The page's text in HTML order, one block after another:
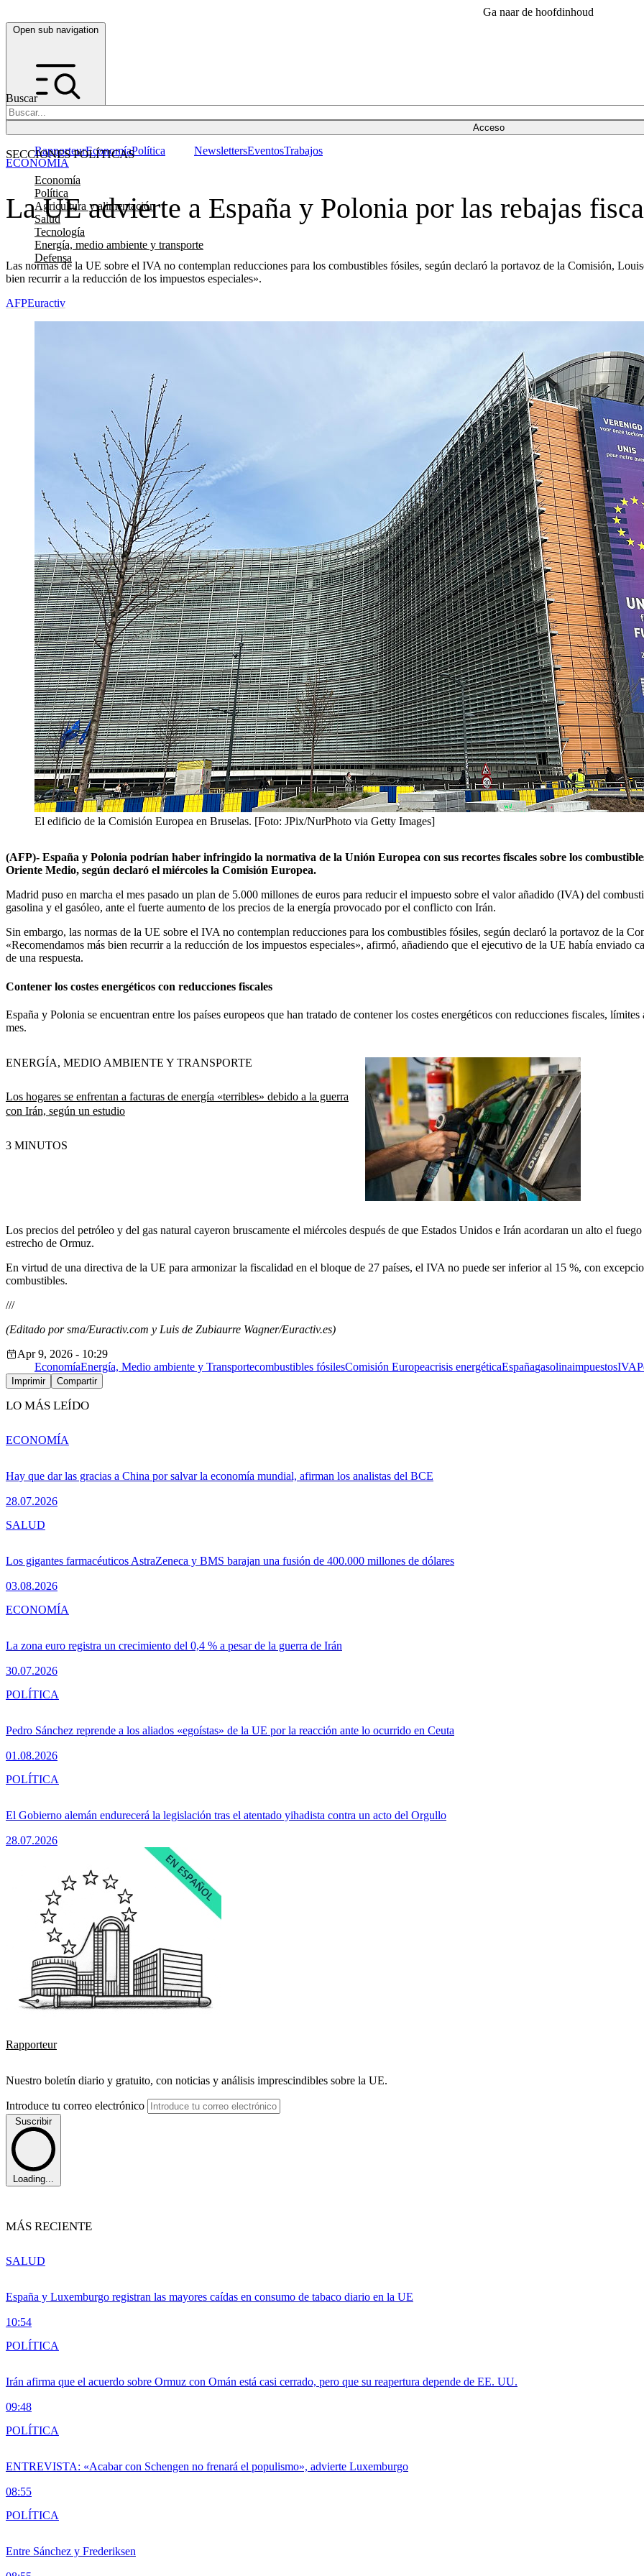
Ga naar de hoofdinhoud
Open sub navigation
Buscar
Acceso
SECCIONES POLÍTICAS
Economía
Política
Agricultura y alimentación
Salud
Tecnología
Energía, medio ambiente y transporte
Defensa
RapporteurEconomíaPolítica NewslettersEventosTrabajos
La UE advierte a España y Polonia por las rebajas
Las normas de la UE sobre el IVA no contemplan reducciones para los combustibles fósiles, según declaró la portavoz de la Comisión,
bien recurrir a la reducción de los impuestos especiales».
ECONOMÍA
AFPEuractiv
El edificio de la Comisión Europea en Bruselas. [Foto: JPix/NurPhoto via Getty Images]
(AFP)- España y Polonia podrían haber infringido la normativa de la Unión Europea con sus recortes fiscales sobre los
Oriente Medio, según declaró el miércoles la Comisión Europea.
Madrid puso en marcha el mes pasado un plan de 5.000 millones de euros para reducir el impuesto sobre el valor añadido (IVA) del
gasolina y el gasóleo, ante el fuerte aumento de los precios de la energía provocado por el conflicto con Irán.
Sin embargo, las normas de la UE sobre el IVA no contemplan reducciones para los combustibles fósiles, según declaró la portavoz de la
«Recomendamos más bien recurrir a la reducción de los impuestos especiales», afirmó, añadiendo que el ejecutivo de la UE había enviado
de una respuesta.
Contener los costes energéticos con reducciones fiscales
España y Polonia se encuentran entre los países europeos que han tratado de contener los costes energéticos con reducciones fiscales,
mes.
Los hogares se enfrentan a facturas de energía «terribles» debido a la guerra
con Irán, según un estudio
ENERGÍA, MEDIO AMBIENTE Y TRANSPORTE
3 MINUTOS
Los precios del petróleo y del gas natural cayeron bruscamente el miércoles después de que Estados Unidos e Irán acordaran un alto el
estrecho de Ormuz.
En virtud de una directiva de la UE para armonizar la fiscalidad en el bloque de 27 países, el IVA no puede ser inferior al 15 %, con
combustibles.
///
(Editado por sma/Euractiv.com y Luis de Zubiaurre Wagner/Euractiv.es)
Apr 9, 2026 - 10:29
EconomíaEnergía, Medio ambiente y Transportecombustibles fósilesComisión Europeacrisis energéticaEspañagasolinaimpuestosIVA
Imprimir Compartir
LO MÁS LEÍDO
Hay que dar las gracias a China por salvar la economía mundial, afirman los analistas del BCE
28.07.2026
ECONOMÍA
Los gigantes farmacéuticos AstraZeneca y BMS barajan una fusión de 400.000 millones de dólares
03.08.2026
SALUD
La zona euro registra un crecimiento del 0,4 % a pesar de la guerra de Irán
30.07.2026
ECONOMÍA
Pedro Sánchez reprende a los aliados «egoístas» de la UE por la reacción ante lo ocurrido en Ceuta
01.08.2026
POLÍTICA
El Gobierno alemán endurecerá la legislación tras el atentado yihadista contra un acto del Orgullo
28.07.2026
POLÍTICA
Rapporteur
Nuestro boletín diario y gratuito, con noticias y análisis imprescindibles sobre la UE.
Introduce tu correo electrónico
Suscribir
Loading...
MÁS RECIENTE
España y Luxemburgo registran las mayores caídas en consumo de tabaco diario en la UE
10:54
SALUD
Irán afirma que el acuerdo sobre Ormuz con Omán está casi cerrado, pero que su reapertura depende de EE. UU.
09:48
POLÍTICA
ENTREVISTA: «Acabar con Schengen no frenará el populismo», advierte Luxemburgo
08:55
POLÍTICA
Entre Sánchez y Frederiksen
POLÍTICA